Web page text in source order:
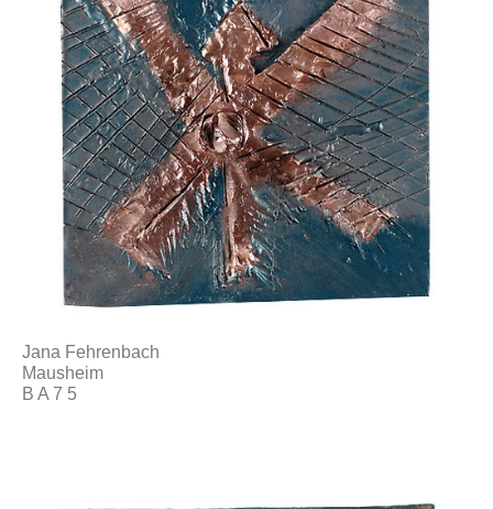
Jana Fehrenbach
Mausheim
B A 7 5